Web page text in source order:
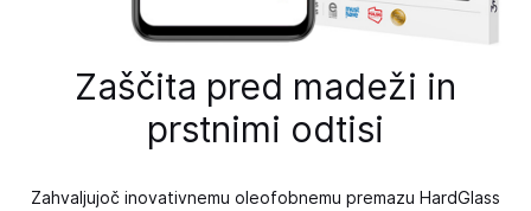
Zaščita pred madeži in
prstnimi odtisi
Zahvaljujoč inovativnemu oleofobnemu premazu HardGlass